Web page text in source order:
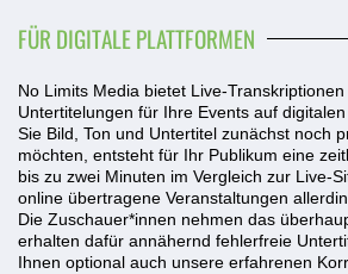
FÜR DIGITALE PLATTFORMEN
No Limits Media bietet Live-
Untertitelungen für Ihre Events auf
Sie Bild, Ton und Untertitel zunächst noch
möchten, entsteht für Ihr Publikum eine
bis zu zwei Minuten im Vergleich zur Live-
online übertragene Veranstaltungen
Die Zuschauer*innen nehmen das
erhalten dafür annähernd fehlerfreie
Ihnen optional auch unsere erfahrenen